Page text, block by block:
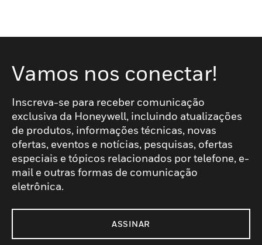
Vamos nos conectar!
Inscreva-se para receber comunicação
exclusiva da Honeywell, incluindo atualizações
de produtos, informações técnicas, novas
ofertas, eventos e notícias, pesquisas, ofertas
especiais e tópicos relacionados por telefone, e-
mail e outras formas de comunicação
eletrônica.
ASSINAR